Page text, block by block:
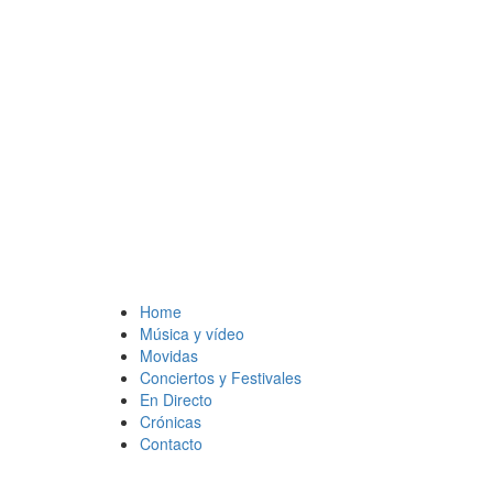
Home
Música y vídeo
Movidas
Conciertos y Festivales
En Directo
Crónicas
Contacto